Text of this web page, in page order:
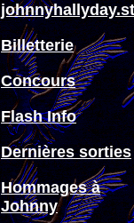
Billetterie
Concours
Flash Info
Dernières sorties
Hommages à
Johnny